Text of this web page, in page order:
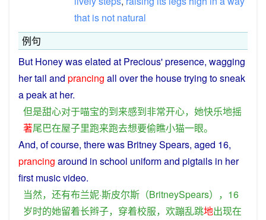
that is not natural
例句
But Honeywas elated at Precious' presence, wagging
hertail and prancing all over the housetrying tosneak
apeakat her.
但是甜心对于喵宝的到来感到非常开心， 她快乐地摇
著尾巴在屋子里跑来跑去想要偷瞧小猫一眼。
And, ofcourse, therewas Britney Spears, aged 16,
prancing around in school uniform and pigtails in her
first musicvideo.
当然， 还有布兰妮·斯皮尔斯（BritneySpears），16
岁时的她留着长辫子， 穿着校服， 欢蹦乱跳地出现在